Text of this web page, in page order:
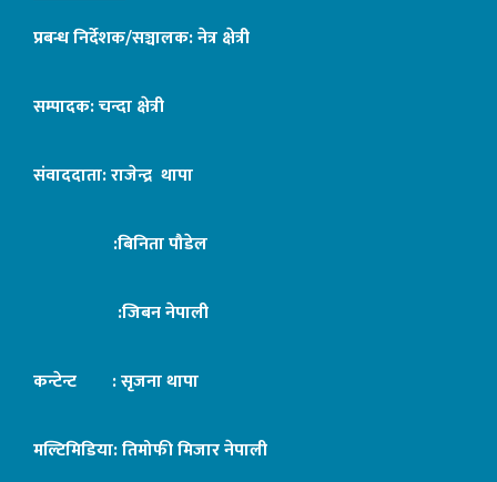
प्रबन्ध निर्देशक/सञ्चालक: नेत्र क्षेत्री
सम्पादक: चन्दा क्षेत्री
संवाददाता: राजेन्द्र थापा
:बिनिता पौडेल
:जिबन नेपाली
कन्टेन्ट : सृजना थापा
मल्टिमिडिया: तिमोफी मिजार नेपाली